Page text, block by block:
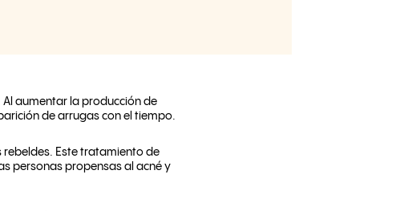
aumentar la producción de
de arrugas con el tiempo.
rebeldes. Este tratamiento de
personas propensas al acné y